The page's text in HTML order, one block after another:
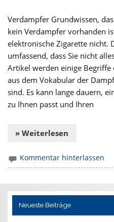
Verdampfer Grundwissen,
kein Verdampfer vorhanden
elektronische Zigarette nicht.
umfassend, dass Sie nicht
Artikel werden einige
aus dem Vokabular der
sind. Es kann lange dauern,
zu Ihnen passt und Ihren
» Weiterlesen
Kommentar hinterlassen
Neueste Beiträge